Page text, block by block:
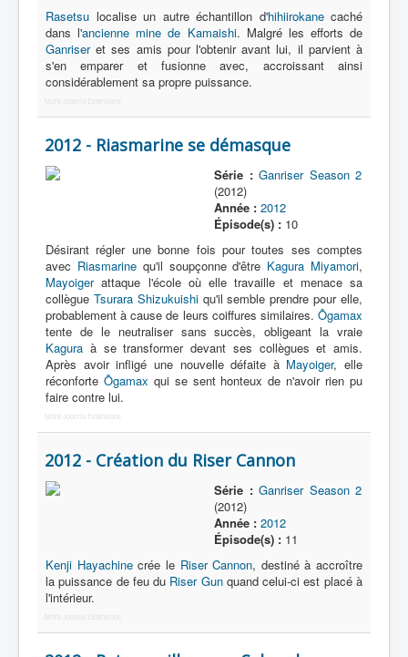
Rasetsu localise un autre échantillon d'hihiirokanecaché
dans l'ancienne mine de Kamaishi. Malgré les efforts de
Ganriseret ses amis pour l'obtenir avant lui, il parvient à
s'en emparer et fusionne avec, accroissant ainsi
considérablement sa propre puissance.
More Joomla Extensions
2012 - Riasmarine se démasque
Série : Ganriser Season 2
(2012)
Année : 2012
Épisode(s) : 10
Désirant régler une bonne fois pour toutes ses comptes
avec Riasmarinequ'il soupçonne d'être Kagura Miyamori,
Mayoigerattaque l'école où elle travaille et menace sa
collègue Tsurara Shizukuishiqu'il semble prendre pour elle,
probablement à cause de leurs coiffures similaires. Ôgamax
tente de le neutraliser sans succès, obligeant la vraie
Kagura à se transformer devant ses collègues et amis.
Après avoir infligé une nouvelle défaite à Mayoiger, elle
réconforte Ôgamax qui se sent honteux de n'avoir rien pu
faire contre lui.
More Joomla Extensions
2012 - Création du Riser Cannon
Série : Ganriser Season 2
(2012)
Année : 2012
Épisode(s) : 11
Kenji Hayachinecrée le Riser Cannon, destiné à accroître
la puissance de feu du Riser Gunquand celui-ci est placé à
l'intérieur.
More Joomla Extensions